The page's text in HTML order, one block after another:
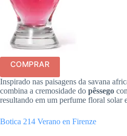
COMPRAR
Inspirado nas paisagens da savana
combina a cremosidade do pêssego
resultando em um perfume floral solar
Botica 214 Verano en Firenze